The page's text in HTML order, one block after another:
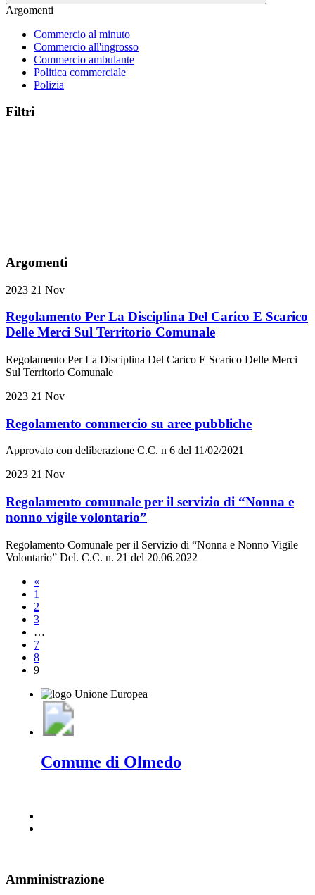
Argomenti
Commercio al minuto
Commercio all'ingrosso
Commercio ambulante
Politica commerciale
Polizia
Filtri
Argomenti
2023 21 Nov
Regolamento Per La Disciplina Del Carico E Scarico
Delle Merci Sul Territorio Comunale
Regolamento Per La Disciplina Del Carico E Scarico Delle Merci
Sul Territorio Comunale
2023 21 Nov
Regolamento commercio su aree pubbliche
Approvato con deliberazione C.C. n 6 del 11/02/2021
2023 21 Nov
Regolamento comunale per il servizio di “Nonna e
nonno vigile volontario”
Regolamento Comunale per il Servizio di “Nonna e Nonno Vigile
Volontario” Del. C.C. n. 21 del 20.06.2022
«
1
2
3
…
7
8
9
Comune di Olmedo
Amministrazione